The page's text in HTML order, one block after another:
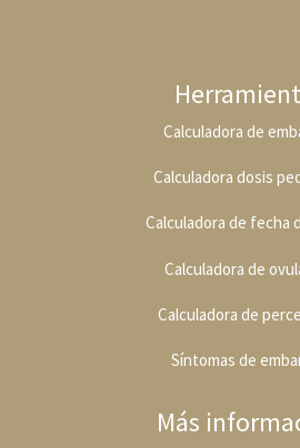
Calculadora de
Calculadora dosis
Calculadora de fecha
Calculadora de
Calculadora de
Síntomas de
Más